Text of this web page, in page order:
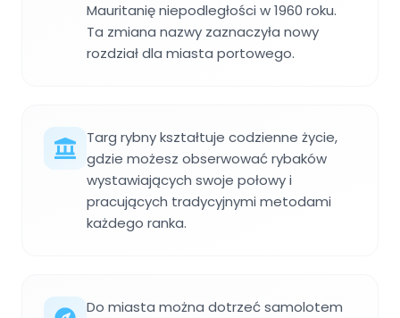
Mauritanię niepodległości w 1960 roku.
Ta zmiana nazwy zaznaczyła nowy
rozdział dla miasta portowego.
Targ rybny kształtuje codzienne życie,
gdzie możesz obserwować rybaków
wystawiających swoje połowy i
pracujących tradycyjnymi metodami
każdego ranka.
Do miasta można dotrzeć samolotem